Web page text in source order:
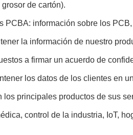
de cartón).
PCBA: información sobre los
la información de nuestro
a firmar un acuerdo de
los datos de los clientes en
los principales productos de sus
control de la industria, IoT,